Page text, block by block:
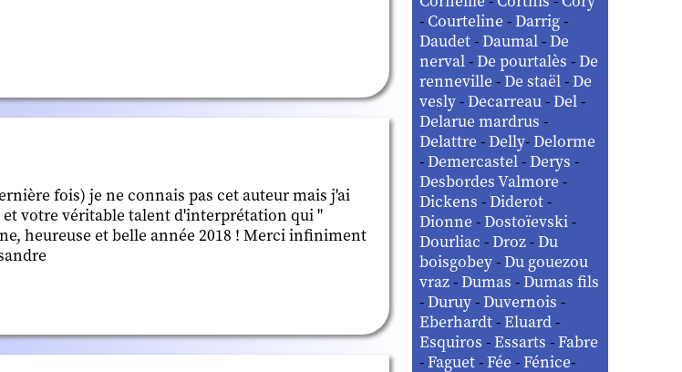
fois) je ne connais pas cet auteur mais j'ai
votre véritable talent d'interprétation qui "
heureuse et belle année 2018 ! Merci infiniment
- Courteline-Darrig-
Daudet-Daumal-De
nerval-De pourtalès-De
renneville-De staël-De
vesly-Decarreau-Del-
Delarue mardrus-
Delattre-Delly-Delorme
-Demercastel-Derys-
Desbordes Valmore-
Dickens-Diderot-
Dionne-Dostoïevski-
Dourliac-Droz-Du
boisgobey-Du gouezou
vraz-Dumas-Dumas fils
-Duruy-Duvernois-
Eberhardt-Eluard-
Esquiros-Essarts-Fabre
-Faguet-Fée-Fénice-